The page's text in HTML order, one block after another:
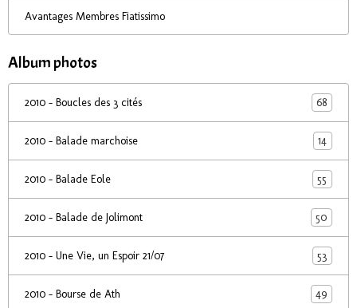
Avantages Membres Fiatissimo
Album photos
2010 - Boucles des 3 cités 68
2010 - Balade marchoise 14
2010 - Balade Eole 55
2010 - Balade de Jolimont 50
2010 - Une Vie, un Espoir 21/07 53
2010 - Bourse de Ath 49